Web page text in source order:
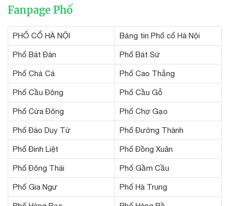
Fanpage Phố
PHỐ CỔ HÀ NỘI Bảng tin Phố cổ Hà Nội
Phố Bát Đàn Phố Bát Sứ
Phố Chả Cá Phố Cao Thắng
Phố Cầu Đông Phố Cầu Gỗ
Phố Cửa Đông Phố Chợ Gạo
Phố Đào Duy Từ Phố Đường Thành
Phố Đinh Liệt Phố Đồng Xuân
Phố Đông Thái Phố Gầm Cầu
Phố Gia Ngư Phố Hà Trung